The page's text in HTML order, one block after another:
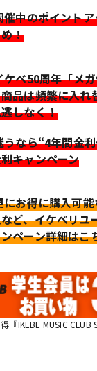
催中のポイント
！
ケベ50周年「メ
品は頻繁に入れ
しなく！
うなら“4年間金
キャンペーン
にお得に購入可
ど、イケベリユ
ペーン詳細はこ
『IKEBE MUSIC CLUB